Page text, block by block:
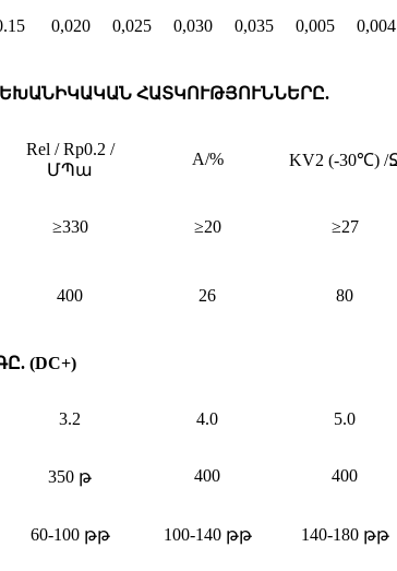
0,020 0,025 0,030 0,035 0,005 0,004
ՀԱՏԿՈՒԹՅՈՒՆՆԵՐԸ.
Rel / Rp0.2 /
ՄՊա
A/% KV2 (-30℃) /
≥330 ≥20 ≥27
400 26 80
(DC+)
3.2 4.0 5.0
350 թ 400 400
60-100 թթ 100-140 թթ 140-180 թթ